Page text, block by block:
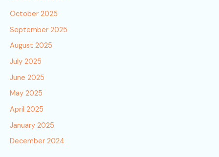
October 2025
September 2025
August 2025
July 2025
June 2025
May 2025
April 2025
January 2025
December 2024